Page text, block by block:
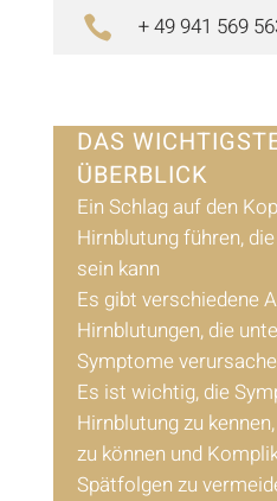
 + 49 941 569
DAS
ÜBERBLICK
Ein Schlag auf den
Hirnblutung führen,
sein kann
Es gibt verschiedene
Hirnblutungen, die
Symptome
Es ist wichtig, die
Hirnblutung zu
zu können und
Spätfolgen zu